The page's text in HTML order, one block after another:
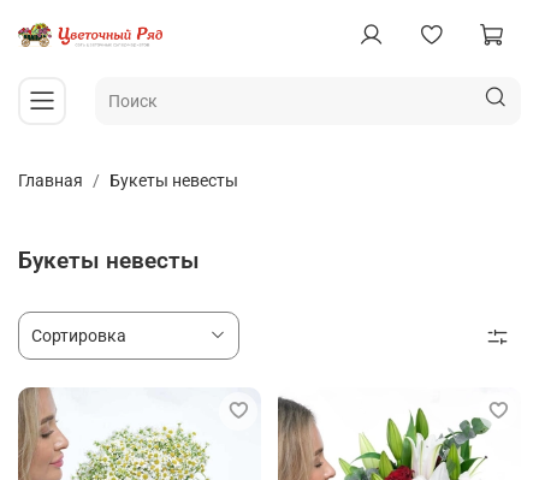
Главная Букеты невесты
Букеты невесты